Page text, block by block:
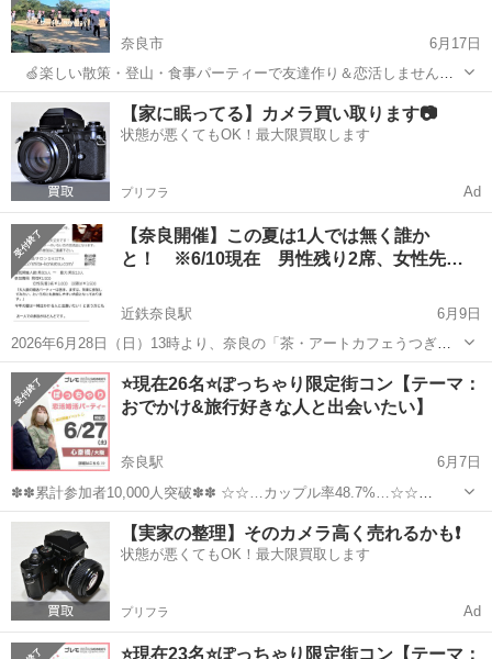
奈良市
6月17日
🍏楽しい散策・登山・食事パーティーで友達作り＆恋活しません
か！🍊 🌸『サークルNewDay』で皆さんと楽しい日々を過ごしま
しょう！🌺 🍃今回は関西の人気スポット『奈良公園』＆『若草山』で
楽しい散策コンを開催...
奈良 奈良市 パーティー ハイキング
【家に眠ってる】カメラ買い取ります📷
状態が悪くてもOK！最大限買取します
プリフラ Ad
【奈良開催】この夏は1人では無く誰か
と！ ※6/10現在 男性残り2席、女性先…
近鉄奈良駅
6月9日
2026年6月28日（日）13時より、奈良の「茶・アートカフェうつぎ」
さんにて、30〜40代を中心とした日本茶や水墨画体験を通した小規模
の独身者向けの交流会を開催します。 主催は婚活サロンSHIITAになり
ます。 IB...
奈良 奈良市 近鉄奈良駅 パーティー 会場
⭐現在26名⭐ぽっちゃり限定街コン【テーマ：
おでかけ&旅行好きな人と出会いたい】
奈良駅
6月7日
✽✽累計参加者10,000人突破✽✽ ☆☆…カップル率48.7%…☆☆
★゜･｡･｡･゜☆゜･｡･｡･゜★ 【ぽっちゃり＆みけぽ女性】と 【ぽちゃ
好き男性】限定パーティ ★゜･｡･｡･゜☆゜･｡･｡･゜★ ...
奈良 奈良市 奈良駅 パーティー ぽっちゃり
【実家の整理】そのカメラ高く売れるかも❗️
状態が悪くてもOK！最大限買取します
プリフラ Ad
⭐現在23名⭐ぽっちゃり限定街コン【テーマ：